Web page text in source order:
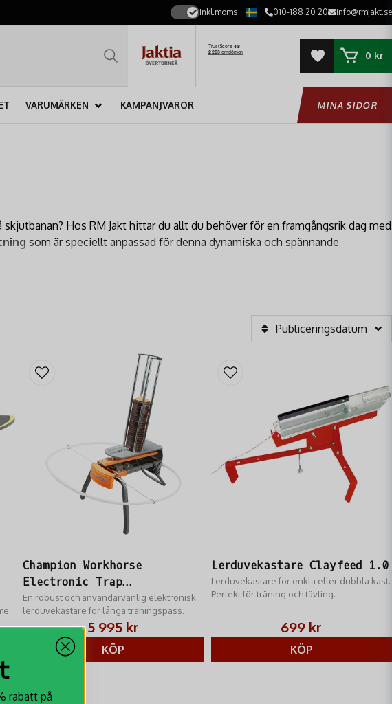
Inkl.moms 010-188 20 20 info@rmjakt.se
0 kr
VARUMÄRKEN KAMPANJVAROR MINA SIDOR
Hos RM Jakt hittar du allt du behöver för en framgångsrik dag med
som är speciellt anpassad för denna dynamiska och spännande
Publiceringsdatum
Champion Workhorse
Electronic Trap
Lerduvekastare
En robust och användarvänlig elektronisk
lerduvekastare för långa träningspass.
5 995 kr
KÖP
Lerduvekastare Clayfeed 1.0
Lerduvekastare för enkla eller dubbla kast.
Perfekt för träning och tävling.
699 kr
KÖP
rabatt på